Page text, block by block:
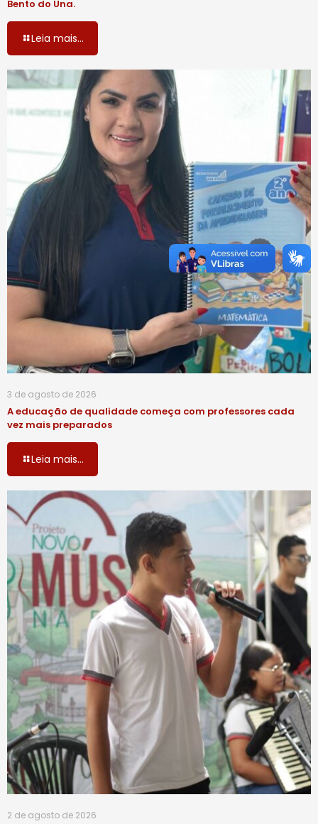
Bento do Una.
Leia mais...
3 de agosto de 2026
A educação de qualidade começa com professores cada
vez mais preparados
Leia mais...
2 de agosto de 2026